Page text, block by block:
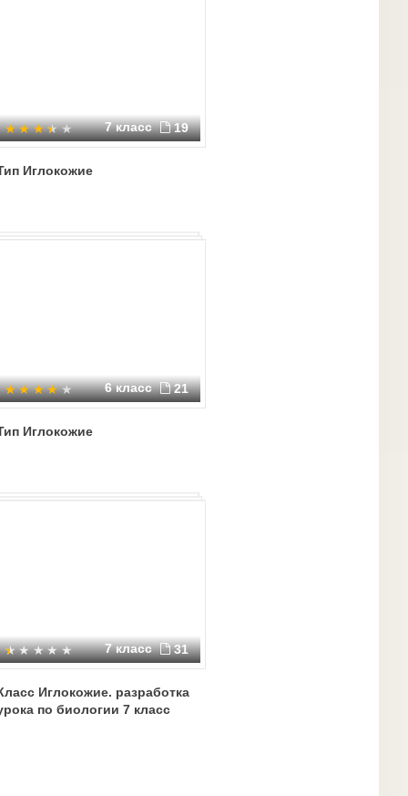
7 класс 19
Иглокожие
6 класс 21
Иглокожие
7 класс 31
Иглокожие. разработка
по биологии 7 класс